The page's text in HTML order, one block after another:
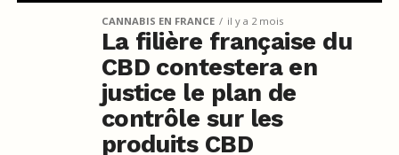
CANNABIS EN FRANCE il y a 2 mois
La filière française du
CBD contestera en
justice le plan de
contrôle sur les
produits CBD